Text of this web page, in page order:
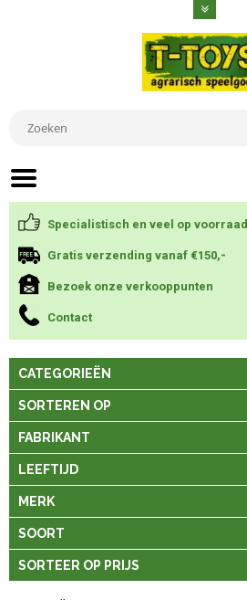
Specialistisch en veel op voorraad
Gratis verzending vanaf €150,-
Bezoek onze verkooppunten
Contact
CATEGORIEËN
SORTEREN OP
FABRIKANT
LEEFTIJD
MERK
SOORT
SORTEER OP PRIJS